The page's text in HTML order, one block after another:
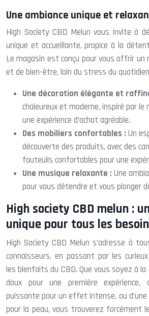
Une ambiance unique et
High Society CBD Melun vous invite à
unique et accueillante, propice à la
Le magasin est conçu pour vous offrir un
et de bien-être, loin du stress du
Une décoration élégante et
chaleureux et moderne, inspiré par le
une expérience d’achat agréable.
Des mobiliers confortables : Un
découverte des produits, avec des
fauteuils confortables pour une
Une musique relaxante : Une
pour vous détendre et vous plonger
High society CBD melun :
unique pour tous les
High Society CBD Melun s’adresse à
connaisseurs, en passant par les
les bienfaits du CBD. Que vous soyez à la
doux pour une première expérience,
puissante pour un effet intense, ou d’une
pour la peau, vous trouverez forcément